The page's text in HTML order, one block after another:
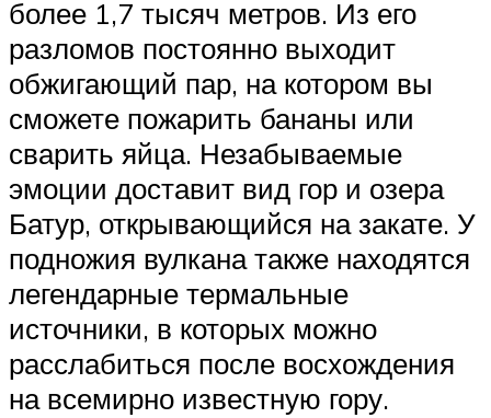
более 1,7 тысяч метров. Из его
разломов постоянно выходит
обжигающий пар, на котором вы
сможете пожарить бананы или
сварить яйца. Незабываемые
эмоции доставит вид гор и озера
Батур, открывающийся на закате. У
подножия вулкана также находятся
легендарные термальные
источники, в которых можно
расслабиться после восхождения
на всемирно известную гору.